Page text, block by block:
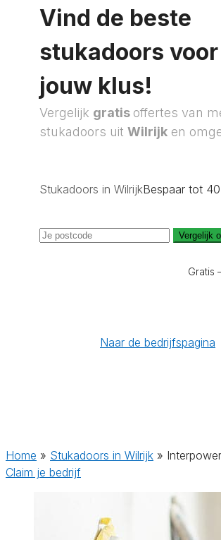
Vind de beste
stukadoors voor
jouw klus!
Vergelijk gratis offertes van
stukadoors uit Wilrijk en
Stukadoors in WilrijkBespaar tot
Vergelijk
Gratis
Naar de bedrijfspagina
Home » Stukadoors in Wilrijk » Interpower
Claim je bedrijf